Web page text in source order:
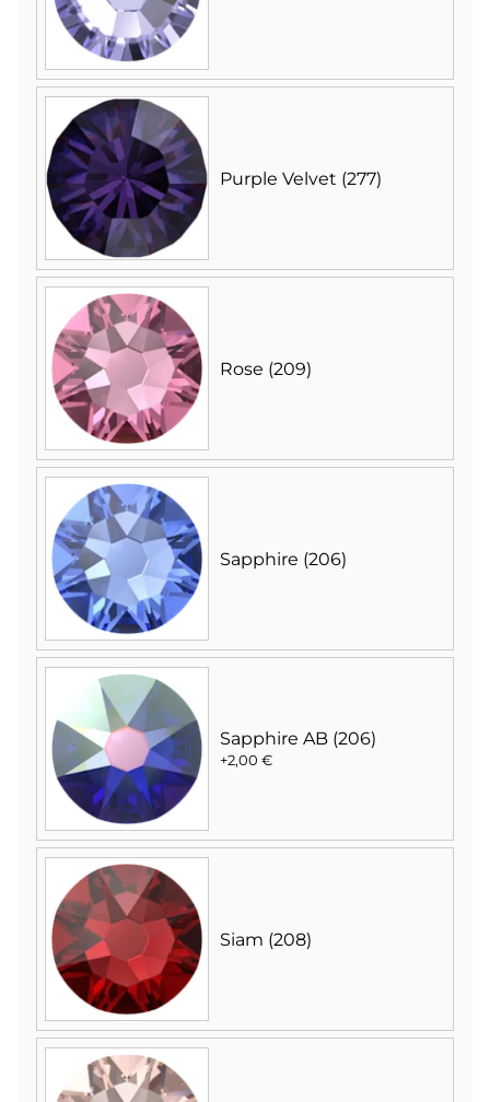
Purple Velvet (277)
Rose (209)
Sapphire (206)
Sapphire AB (206)
+2,00 €
Siam (208)